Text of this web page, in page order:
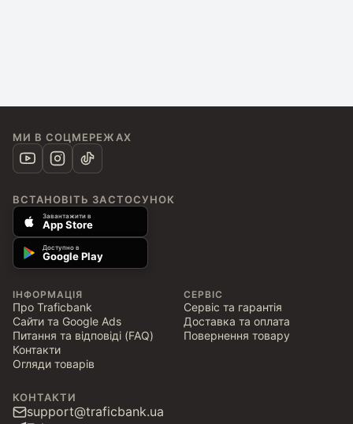
МИ В СОЦМЕРЕЖАХ
ВСТАНОВІТЬ ЗАСТОСУНОК
Завантажити в
App Store
Доступно в
Google Play
ІНФОРМАЦІЯ
Про Traficbank
Сайти та Google Ads
Питання та відповіді (FAQ)
Контакти
Огляди товарів
СЕРВІС
Сервіс та гарантія
Доставка та оплата
Повернення товару
КОНТАКТИ
support@traficbank.ua